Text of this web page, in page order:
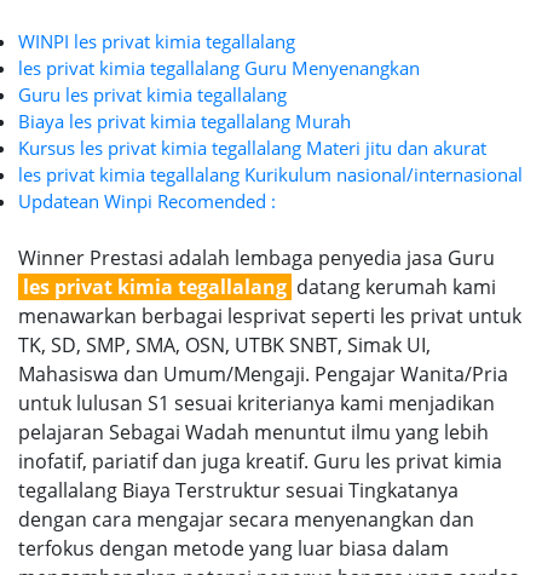
WINPI les privat kimia tegallalang
les privat kimia tegallalang Guru Menyenangkan
Guru les privat kimia tegallalang
Biaya les privat kimia tegallalang Murah
Kursus les privat kimia tegallalang Materi jitu dan akurat
les privat kimia tegallalang Kurikulum nasional/internasional
Updatean Winpi Recomended :
Winner Prestasi adalah lembaga penyedia jasa Guru
les privat kimia tegallalang datang kerumah kami
menawarkan berbagai lesprivat seperti les privat untuk
TK, SD, SMP, SMA, OSN, UTBK SNBT, Simak UI,
Mahasiswa dan Umum/Mengaji. Pengajar Wanita/Pria
untuk lulusan S1 sesuai kriterianya kami menjadikan
pelajaran Sebagai Wadah menuntut ilmu yang lebih
inofatif, pariatif dan juga kreatif. Guru les privat kimia
tegallalang Biaya Terstruktur sesuai Tingkatanya
dengan cara mengajar secara menyenangkan dan
terfokus dengan metode yang luar biasa dalam